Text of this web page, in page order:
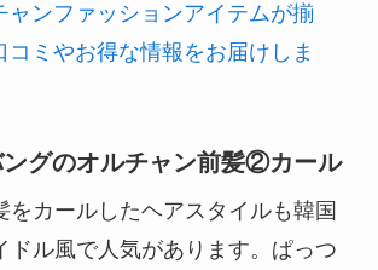
ャンファッションアイテムが揃
コミやお得な情報をお届けしま
ングのオルチャン前髪②カール
をカールしたヘアスタイルも韓国
ドル風で人気があります。ぱっつ